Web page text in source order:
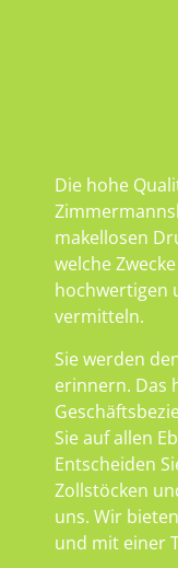
Die hohe
makellosen
welche
hochwertigen
vermitteln.
Sie werden
erinnern. Das
Sie auf allen
Entscheiden
Zollstöcken
uns. Wir
und mit einer